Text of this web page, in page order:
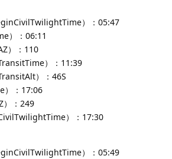
）：05:47
）：06:11
）：110
）：11:39
）：46S
）：17:06
）：249
）：17:30
）：05:49